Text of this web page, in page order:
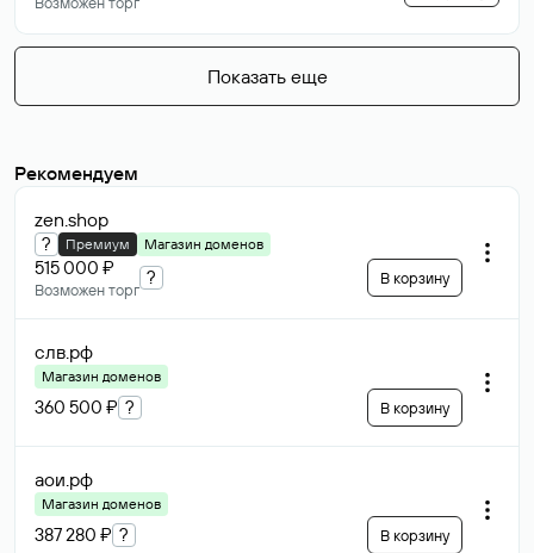
Показать еще
Рекомендуем
zen.shop
? Премиум Магазин доменов
515 000 ₽
Возможен торг
? В корзину
слв.рф
Магазин доменов
360 500 ₽ ? В корзину
аои.рф
Магазин доменов
387 280 ₽ ? В корзину